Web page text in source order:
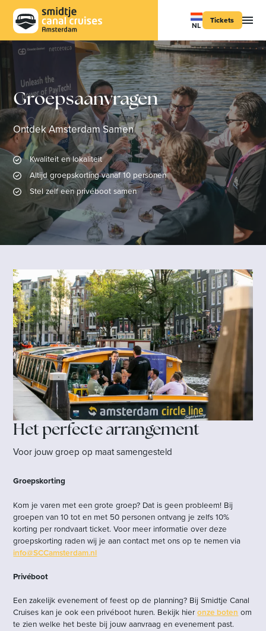
NL Tickets
Groepsaanvragen
Ontdek Amsterdam Samen
Kwaliteit en lokaliteit
Altijd groepskorting vanaf 10 personen
Stel zelf een privéboot samen
Het perfecte arrangement
Voor jouw groep op maat samengesteld
Groepskorting
Kom je varen met een grote groep? Dat is geen probleem! Bij
groepen van 10 tot en met 50 personen ontvang je zelfs 10%
korting per rondvaart ticket. Voor meer informatie over deze
groepskorting raden wij je aan contact met ons op te nemen via
info@SCCamsterdam.nl
Privéboot
Een zakelijk evenement of feest op de planning? Bij Smidtje Canal
Cruises kan je ook een privéboot huren. Bekijk hieronze boten om
te zien welke het beste bij jouw aanvraag en evenement past.